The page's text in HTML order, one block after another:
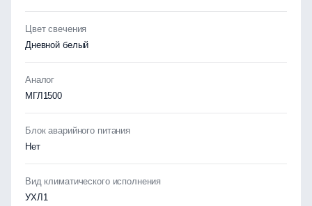
Цвет свечения
Дневной белый
Аналог
МГЛ1500
Блок аварийного питания
Нет
Вид климатического исполнения
УХЛ1